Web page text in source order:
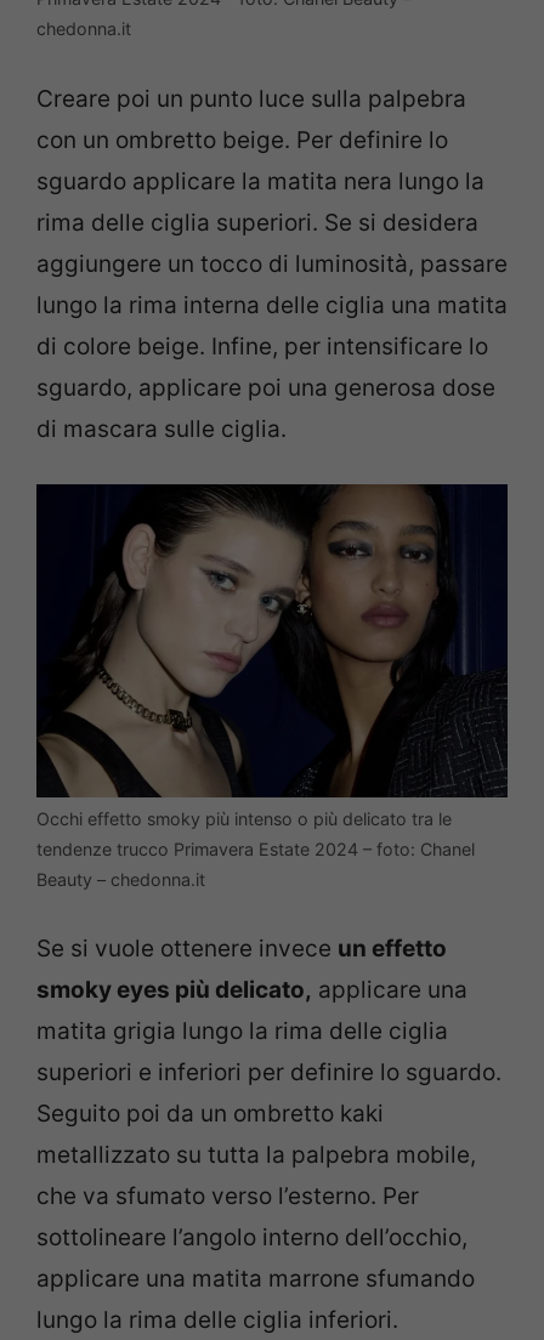
chedonna.it
Creare poi un punto luce sulla palpebra
con un ombretto beige. Per definire lo
sguardo applicare la matita nera lungo la
rima delle ciglia superiori. Se si desidera
aggiungere un tocco di luminosità, passare
lungo la rima interna delle ciglia una matita
di colore beige. Infine, per intensificare lo
sguardo, applicare poi una generosa dose
di mascara sulle ciglia.
Occhi effetto smoky più intenso o più delicato tra le
tendenze trucco Primavera Estate 2024 – foto: Chanel
Beauty – chedonna.it
Se si vuole ottenere invece un effetto
smoky eyes più delicato, applicare una
matita grigia lungo la rima delle ciglia
superiori e inferiori per definire lo sguardo.
Seguito poi da un ombretto kaki
metallizzato su tutta la palpebra mobile,
che va sfumato verso l’esterno. Per
sottolineare l’angolo interno dell’occhio,
applicare una matita marrone sfumando
lungo la rima delle ciglia inferiori.